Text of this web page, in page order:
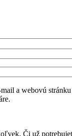
a webovú
Či už